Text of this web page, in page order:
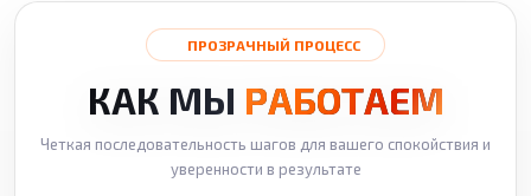
ПРОЗРАЧНЫЙ ПРОЦЕСС
КАК МЫ РАБОТАЕМ
Четкая последовательность шагов для вашего спокойствия и
уверенности в результате